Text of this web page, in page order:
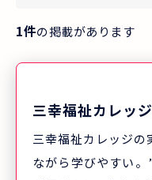
1件の掲載があります
三幸福祉カレッジ
三幸福祉カレッジの
ながら学びやすい